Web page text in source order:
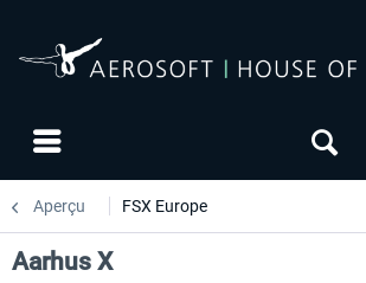
Aperçu FSX Europe
Aarhus X